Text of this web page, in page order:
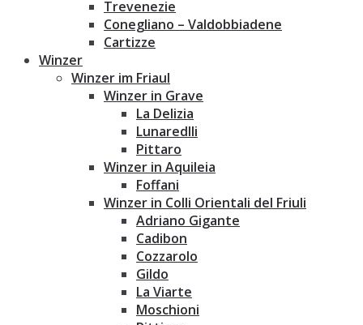
Trevenezie
Conegliano – Valdobbiadene
Cartizze
Winzer
Winzer im Friaul
Winzer in Grave
La Delizia
Lunaredlli
Pittaro
Winzer in Aquileia
Foffani
Winzer in Colli Orientali del Friuli
Adriano Gigante
Cadibon
Cozzarolo
Gildo
La Viarte
Moschioni